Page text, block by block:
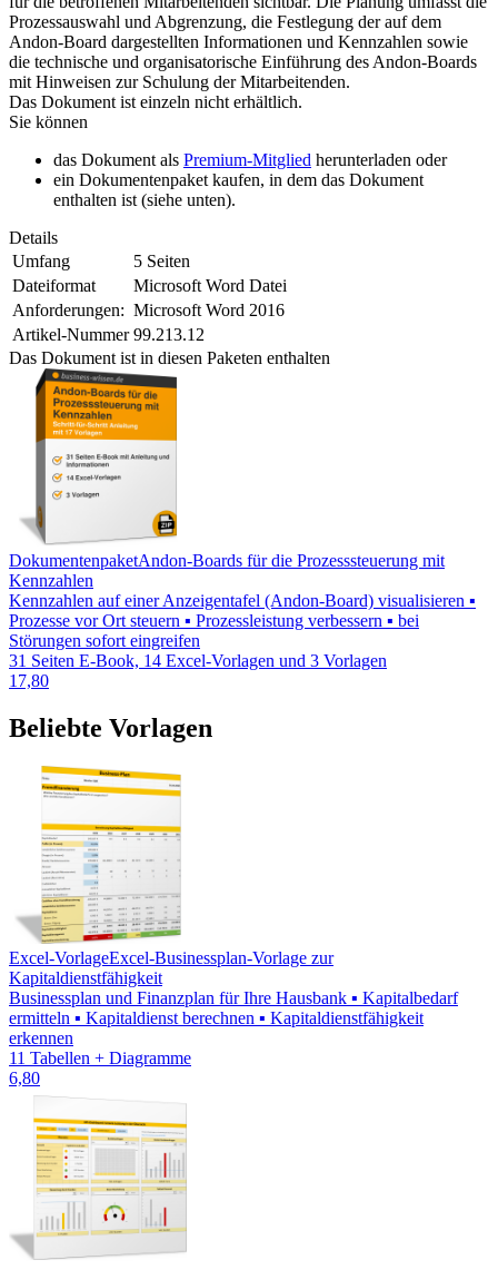
Prozessauswahl und Abgrenzung, die Festlegung der auf dem
Andon-Board dargestellten Informationen und Kennzahlen sowie
die technische und organisatorische Einführung des Andon-Boards
mit Hinweisen zur Schulung der Mitarbeitenden.
Das Dokument ist einzeln nicht erhältlich.
Sie können
das Dokument als Premium-Mitglied herunterladen oder
ein Dokumentenpaket kaufen, in dem das Dokument
enthalten ist (siehe unten).
Details
Umfang
5 Seiten
Dateiformat
Microsoft Word Datei
Anforderungen: Microsoft Word 2016
Artikel-Nummer 99.213.12
Das Dokument ist in diesen Paketen enthalten
DokumentenpaketAndon-Boards für die Prozesssteuerung mit
Kennzahlen
Kennzahlen auf einer Anzeigentafel (Andon-Board) visualisieren ▪
Prozesse vor Ort steuern ▪ Prozessleistung verbessern ▪ bei
Störungen sofort eingreifen
31 Seiten E-Book, 14 Excel-Vorlagen und 3 Vorlagen
17,80
Beliebte Vorlagen
Excel-VorlageExcel-Businessplan-Vorlage zur
Kapitaldienstfähigkeit
Businessplan und Finanzplan für Ihre Hausbank ▪ Kapitalbedarf
ermitteln ▪ Kapitaldienst berechnen ▪ Kapitaldienstfähigkeit
erkennen
11 Tabellen + Diagramme
6,80